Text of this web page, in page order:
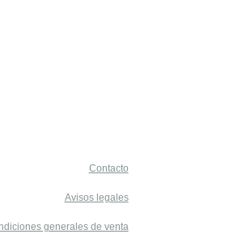
Contacto
Avisos legales
generales de venta